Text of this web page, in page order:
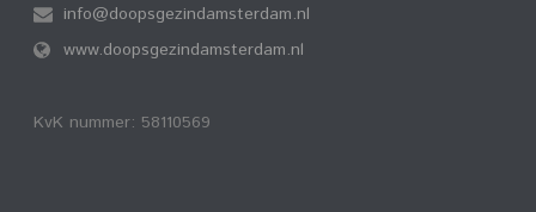
info@doopsgezindamsterdam.nl
www.doopsgezindamsterdam.nl
KvK nummer: 58110569